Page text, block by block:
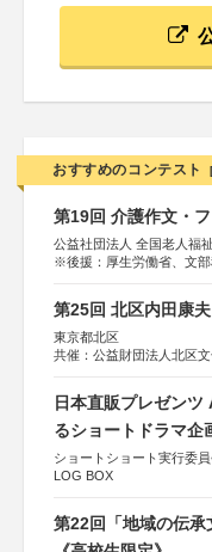
おすすめのコンテスト
第19回 介護作文・
公益社団法人 全国老人福
※後援：厚生労働省、文
第25回 北区内田康
東京都北区
共催：公益財団法人北区
協賛：株式会社実業之日本
日本直販プレゼンツ
るショートドラマ企
ショートショート実行委
LOG BOX
第22回「地域の伝承